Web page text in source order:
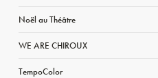
Noël au Théâtre
WE ARE CHIROUX
TempoColor